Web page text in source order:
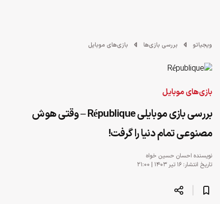
ویجیاتو بررسی بازی‌ها بازی‌های موبایل
بازی‌های موبایل
بررسی بازی موبایلی République – وقتی هوش
مصنوعی تمام دنیا را گرفت!
نویسنده احسان حسین خواه
تاریخ انتشار: ۱۶ تیر ۱۴۰۳ | ۲۱:۰۰